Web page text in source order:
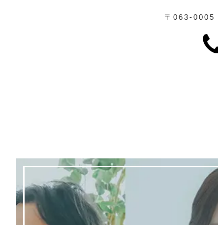
〒063-0005